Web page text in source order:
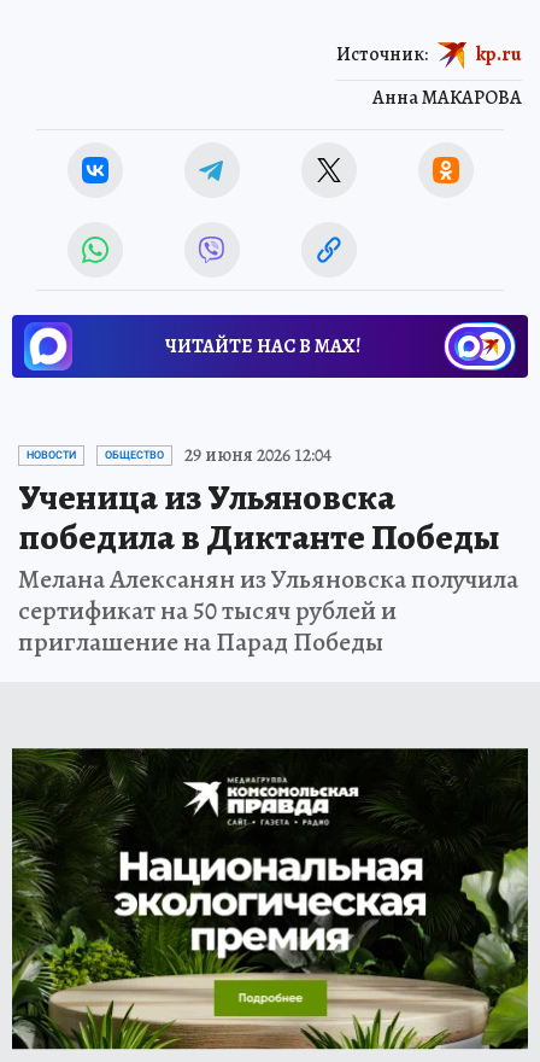
Анна МАКАРОВА
Источник: kp.ru
ЧИТАЙТЕ НАС В МАХ!
НОВОСТИ ОБЩЕСТВО 29 июня 2026 12:04
Ученица из Ульяновска
победила в Диктанте Победы
Мелана Алексанян из Ульяновска получила
сертификат на 50 тысяч рублей и
приглашение на Парад Победы